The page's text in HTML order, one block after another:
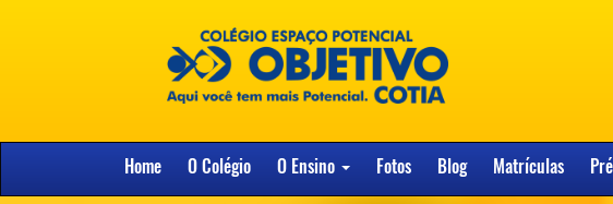
Home O Colégio O Ensino Fotos Blog Matrículas